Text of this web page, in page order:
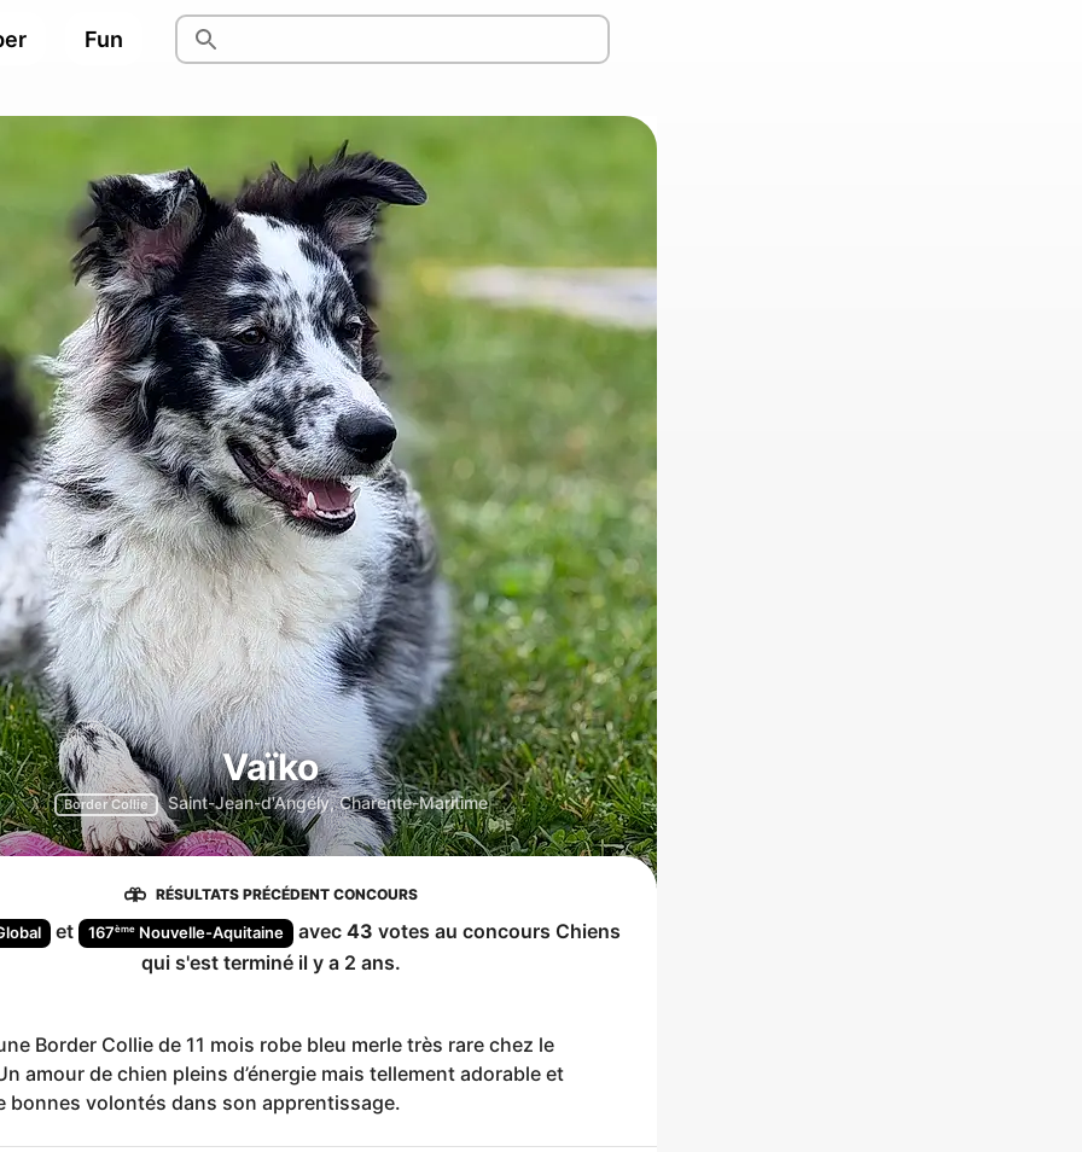
Fun
Vaïko
Border Collie Saint-Jean-d'Angély, Charente-Maritime
RÉSULTATS PRÉCÉDENT CONCOURS
et 167ème Nouvelle-Aquitaine avec 43 votes au concours Chiens
qui s'est terminé il y a 2 ans.
Border Collie de 11 mois robe bleu merle très rare chez le
amour de chien pleins d’énergie mais tellement adorable et
bonnes volontés dans son apprentissage.